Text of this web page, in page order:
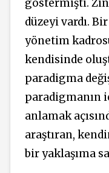
göstermişti.
düzeyi vardı.
yönetim
kendisinde
paradigma
paradigmanın
anlamak
araştıran,
bir yaklaşıma